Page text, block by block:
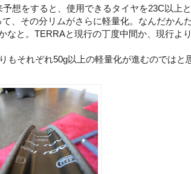
想をすると、使用できるタイヤを23C以上
、その分リムがさらに軽量化。なんだかん
なと。TERRAと現行の丁度中間か、現行よ
もそれぞれ50g以上の軽量化が進むのではと